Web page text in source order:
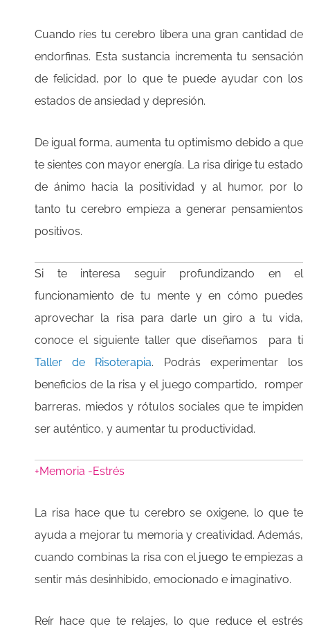
Cuando ríes tu cerebro libera una gran cantidad de
endorfinas. Esta sustancia incrementa tu sensación
de felicidad, por lo que te puede ayudar con los
estados de ansiedad y depresión.
De igual forma, aumenta tu optimismo debido a que
te sientes con mayor energía. La risa dirige tu estado
de ánimo hacia la positividad y al humor, por lo
tanto tu cerebro empieza a generar pensamientos
positivos.
Si te interesa seguir profundizando en el
funcionamiento de tu mente y en cómo puedes
aprovechar la risa para darle un giro a tu vida,
conoce el siguiente taller que diseñamos para ti
Taller de Risoterapia. Podrás experimentar los
beneficios de la risa y el juego compartido, romper
barreras, miedos y rótulos sociales que te impiden
ser auténtico, y aumentar tu productividad.
+Memoria -Estrés
La risa hace que tu cerebro se oxigene, lo que te
ayuda a mejorar tu memoria y creatividad. Además,
cuando combinas la risa con el juego te empiezas a
sentir más desinhibido, emocionado e imaginativo.
Reír hace que te relajes, lo que reduce el estrés